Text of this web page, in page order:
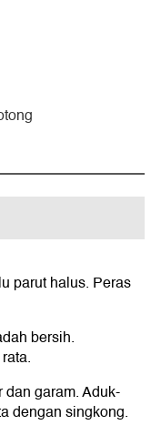
parut halus. Peras
bersih.
garam. Aduk-
dengan singkong.